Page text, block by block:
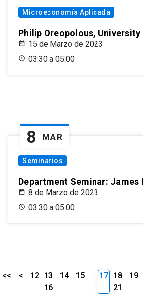
Microeconomía Aplicada
Philip Oreopolous,
15 de Marzo de 2023
03:30 a 05:00
8 MAR
Seminarios
Department Seminar: James
8 de Marzo de 2023
03:30 a 05:00
<< < 12 13 14
15
16
17 18 19
21